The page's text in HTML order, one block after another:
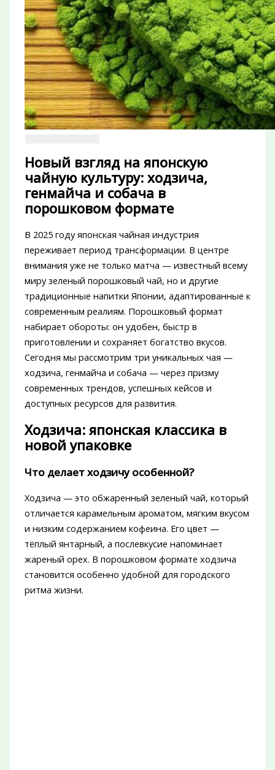
Новый взгляд на японскую
чайную культуру: ходзича,
генмайча и собача в
порошковом формате
В 2025 году японская чайная индустрия
переживает период трансформации. В центре
внимания уже не только матча — известный всему
миру зеленый порошковый чай, но и другие
традиционные напитки Японии, адаптированные к
современным реалиям. Порошковый формат
набирает обороты: он удобен, быстр в
приготовлении и сохраняет богатство вкусов.
Сегодня мы рассмотрим три уникальных чая —
ходзича, генмайча и собача — через призму
современных трендов, успешных кейсов и
доступных ресурсов для развития.
Ходзича: японская классика в
новой упаковке
Что делает ходзичу особенной?
Ходзича — это обжаренный зеленый чай, который
отличается карамельным ароматом, мягким вкусом
и низким содержанием кофеина. Его цвет —
тёплый янтарный, а послевкусие напоминает
жареный орех. В порошковом формате ходзича
становится особенно удобной для городского
ритма жизни.